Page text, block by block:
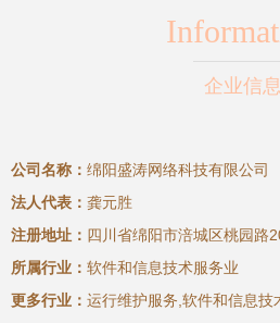
企业信息
公司名称： 绵阳盛涛网络科技有限公司
法人代表： 龚元胜
注册地址： 四川省绵阳市涪城区桃园路
所属行业： 软件和信息技术服务业
更多行业： 运行维护服务,软件和信息